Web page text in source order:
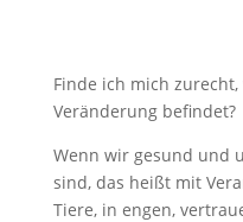
Finde ich mich
Veränderung befindet?
Wenn wir gesund und
sind, das heißt mit
Tiere, in engen,